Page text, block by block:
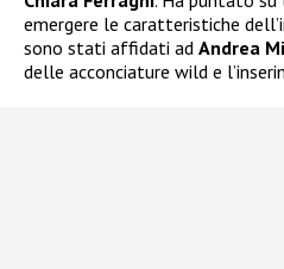
emergere le caratteristiche
sono stati affidati ad Andrea
delle acconciature wild e